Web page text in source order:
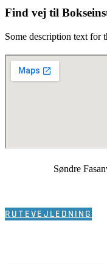
Find vej til
Some description text for
Søndre
RUTEVEJLEDNING